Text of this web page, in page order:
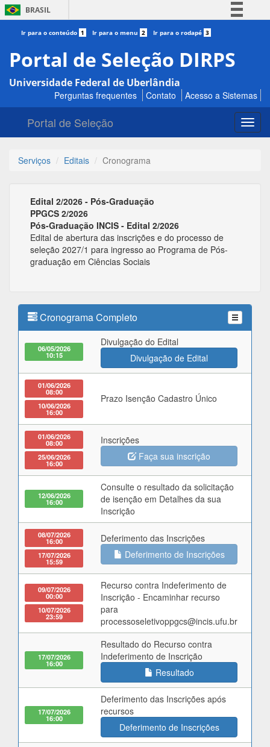
BRASIL
Simplifique!
Participe
Acesso à informação
Legislação
Ir para o conteúdo 1 Ir para o menu 2 Ir para o rodapé 3
Portal de Seleção DIRPS
Universidade Federal de Uberlândia
Perguntas frequentes Contato Acesso a Sistemas
Portal de Seleção
Serviços Editais Cronograma
Edital 2/2026 - Pós-Graduação
PPGCS 2/2026
Pós-Graduação INCIS - Edital 2/2026
Edital de abertura das inscrições e do processo de
seleção 2027/1 para ingresso ao Programa de Pós-
graduação em Ciências Sociais
Cronograma Completo
06/05/2026
10:15
Divulgação do Edital
Divulgação de Edital
01/06/2026
08:00
10/06/2026
16:00
Prazo Isenção Cadastro Único
01/06/2026
08:00
25/06/2026
16:00
Inscrições
Faça sua inscrição
12/06/2026
16:00
Consulte o resultado da solicitação
de isenção em Detalhes da sua
Inscrição
08/07/2026
16:00
17/07/2026
15:59
Deferimento das Inscrições
Deferimento de Inscrições
09/07/2026
00:00
10/07/2026
23:59
Recurso contra Indeferimento de
Inscrição - Encaminhar recurso
para
processoseletivoppgcs@incis.ufu.br
17/07/2026
16:00
Resultado do Recurso contra
Indeferimento de Inscrição
Resultado
17/07/2026
16:00
Deferimento das Inscrições após
recursos
Deferimento de Inscrições